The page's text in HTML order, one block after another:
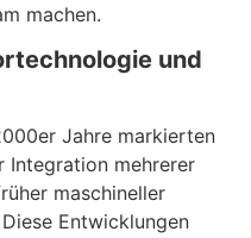
machen.
und
Jahre markierten
Integration mehrerer
maschineller
Entwicklungen